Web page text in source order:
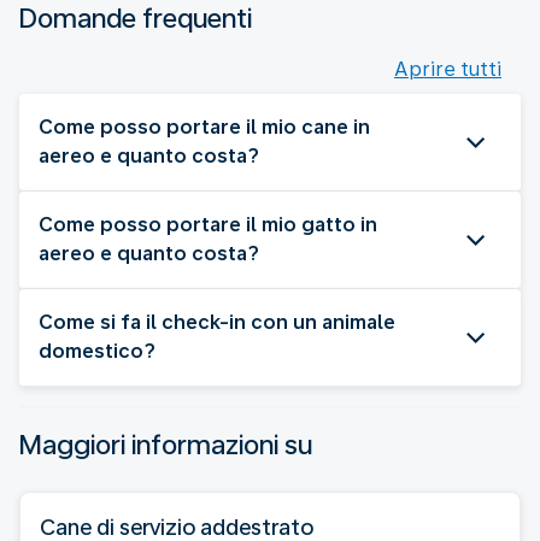
Domande frequenti
Aprire tutti
Come posso portare il mio cane in
aereo e quanto costa?
Come posso portare il mio gatto in
aereo e quanto costa?
Come si fa il check-in con un animale
domestico?
Maggiori informazioni su
Cane di servizio addestrato